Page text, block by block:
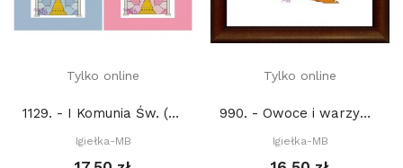
Tylko online
1129. - I Komunia Św. (PDF)
Igiełka-MB
Tylko online
990. - Owoce i warzywa. Marchewki (PDF)
Igiełka-MB